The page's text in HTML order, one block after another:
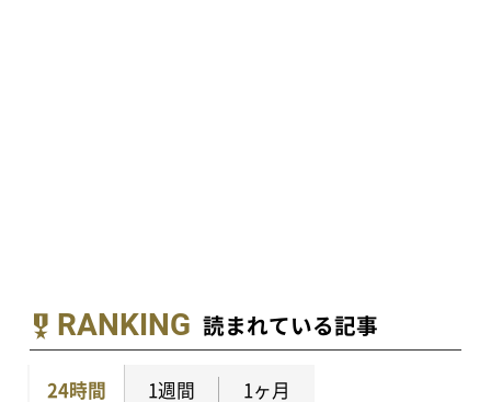
RANKING 読まれている記事
24時間 1週間 1ヶ月